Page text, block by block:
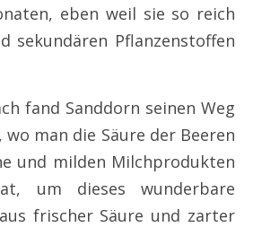
eben weil sie so reich
sekundären Pflanzenstoffen
fand Sanddorn seinen Weg
man die Säure der Beeren
und milden Milchprodukten
um dieses wunderbare
frischer Säure und zarter